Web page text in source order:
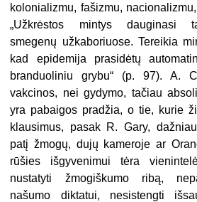
kolonializmu, fašizmu,
„Užkrėstos mintys dauginasi
smegenų užkaboriuose. Tereikia
kad epidemija prasidėtų
branduoliniu grybu“ (p. 97). A.
vakcinos, nei gydymo, tačiau
yra pabaigos pradžia, o tie, kurie
klausimus, pasak R. Gary,
patį žmogų, dujų kameroje ar
rūšies išgyvenimui tėra
nustatyti žmogiškumo ribą,
našumo diktatui, nesistengti